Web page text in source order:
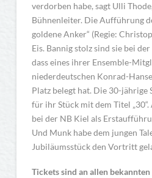
verdorben habe, sagt Ulli
Bühnenleiter. Die Aufführung
goldene Anker“ (Regie:
Eis. Bannig stolz sind sie bei
dass eines ihrer Ensemble-
niederdeutschen Konrad-
Platz belegt hat. Die 30-
für ihr Stück mit dem Titel
bei der NB Kiel als
Und Munk habe dem jungen
Jubiläumsstück den Vortritt
Tickets sind an allen